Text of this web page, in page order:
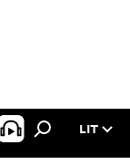
LIT